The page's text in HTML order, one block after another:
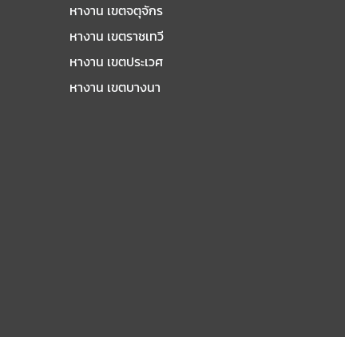
หางาน เขตจตุจักร
หางาน เขตราชเทวี
หางาน เขตประเวศ
หางาน เขตบางนา